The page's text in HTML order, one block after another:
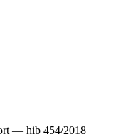
— hib 454/2018